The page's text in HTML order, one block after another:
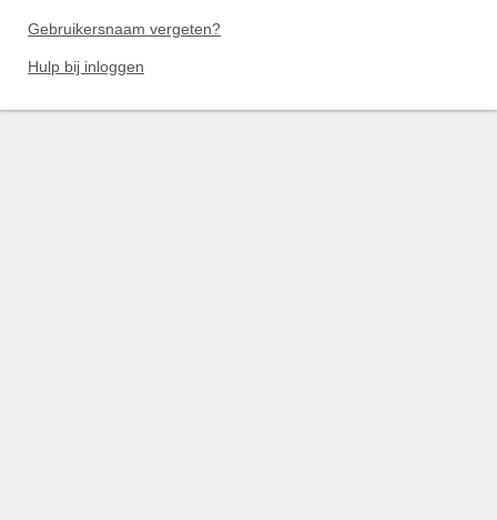
Gebruikersnaam vergeten?
Hulp bij inloggen